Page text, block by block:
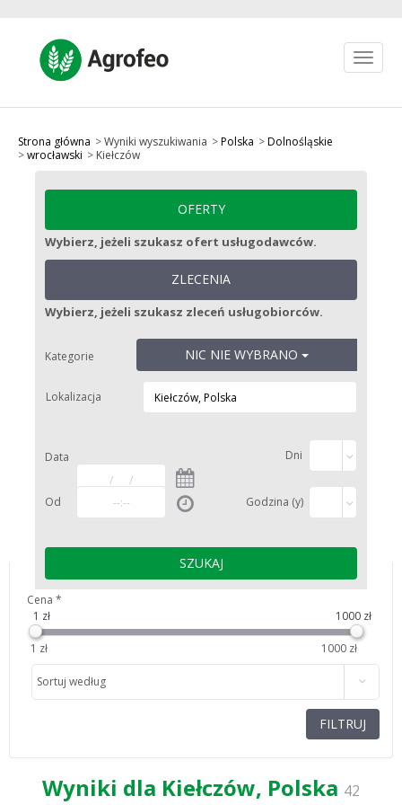
Toggle
Jak to działa?
Ulubione
zł PLN
OPUBLIKUJ OFERTĘ
Strona główna Wyniki wyszukiwania Polska
Dolnośląskie
wrocławski
Kiełczów
OFERTY
Wybierz, jeżeli szukasz ofert usługodawców.
ZLECENIA
Wybierz, jeżeli szukasz zleceń usługobiorców.
Kategorie NIC NIE WYBRANO
Lokalizacja
Data Dni
Od Godzina (y)
Cena *
1 zł 1000 zł
1 zł 1000 zł
Sortuj według
FILTRUJ
Wyniki dla Kiełczów, Polska 42